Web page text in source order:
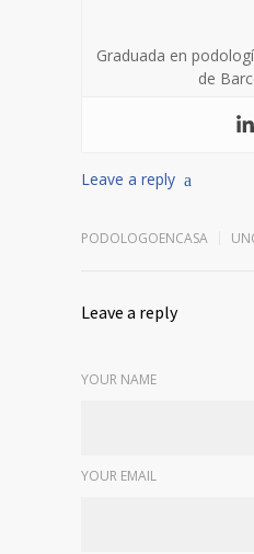
Graduada en
de
Leave a reply
PODOLOGOENCASA
Leave a reply
YOUR NAME
YOUR EMAIL